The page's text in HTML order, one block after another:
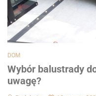
DOM
Wybór balustrady
uwagę?